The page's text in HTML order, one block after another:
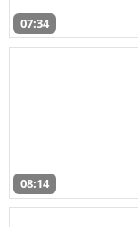
07:34
08:14